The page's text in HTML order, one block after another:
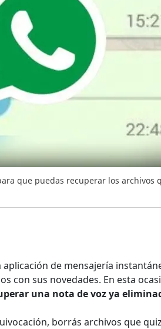
que puedas recuperar los archivos
aplicación de mensajería
con sus novedades. En esta
una nota de voz ya
borrás archivos que